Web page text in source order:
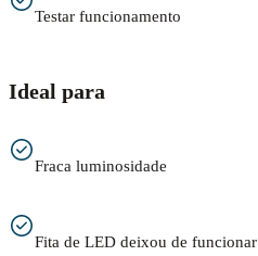
Testar funcionamento
Ideal para
Fraca luminosidade
Fita de LED deixou de funcionar